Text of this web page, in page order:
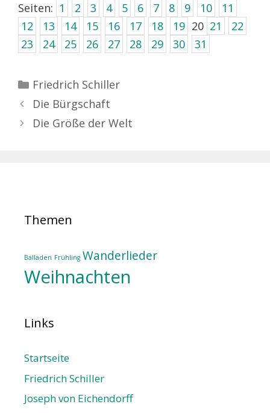
Seiten: 1 2 3 4 5 6 7 8 9 10
11
12
13 14 15 16 17 18 19 20 21
22
23
24 25 26 27 28 29 30 31
Kategorien
Friedrich Schiller
Die Bürgschaft
Die Größe der Welt
Themen
Balladen Frühling Wanderlieder
Weihnachten
Links
Startseite
Friedrich Schiller
Joseph von Eichendorff